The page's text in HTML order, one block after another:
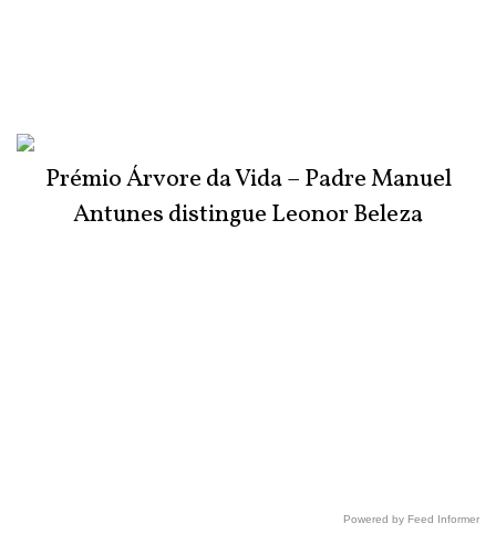
Prémio Árvore da Vida – Padre Manuel
Antunes distingue Leonor Beleza
Powered by Feed Informer